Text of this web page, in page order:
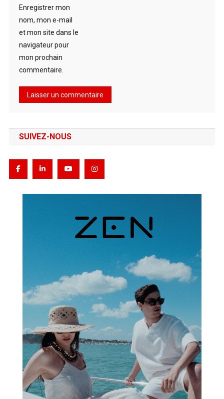
Enregistrer mon
nom, mon e-mail
et mon site dans le
navigateur pour
mon prochain
commentaire.
SUIVEZ-NOUS